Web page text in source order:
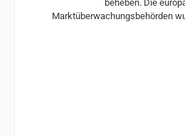
beheben. Die
Marktüberwachungsbehörden